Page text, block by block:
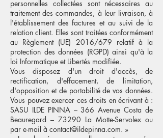
personnelles collectées sont nécessaires au
traitement des commandes, à leur livraison, à
l'établissement des factures et au suivi de la
relation client. Elles sont traitées conformément
au Règlement (UE) 2016/679 relatif à la
protection des données (RGPD) ainsi qu'à la
loi Informatique et Libertés modifiée.
Vous disposez d'un droit d'accès, de
rectification, d'effacement, de limitation,
d'opposition et de portabilité de vos données.
Vous pouvez exercer ces droits en écrivant à :
SASU ILDE PINNA – 366 Avenue Costa de
Beauregard – 73290 La Motte-Servolex ou
par e-mail à contact@ildepinna.com. »